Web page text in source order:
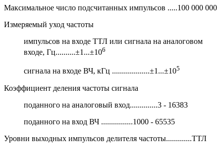
Максимальное число подсчитанных импульсов .....100 000 000
Измеряемый уход частоты
импульсов на входе ТТЛ или сигнала на аналоговом
входе, Гц..........±1...±106
сигнала на входе ВЧ, кГц ...................±1...±105
Коэффициент деления частоты сигнала
поданного на аналоговый вход..............3 - 16383
поданного на вход ВЧ ................1000 - 65535
Уровни выходных импульсов делителя частоты.............ТТЛ